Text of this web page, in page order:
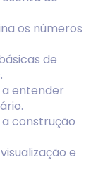
os números
de
a entender
a construção
e